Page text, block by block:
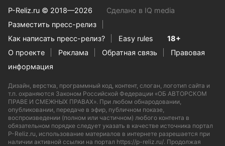
P-Reliz.ru © 2018—2026
Сделано в IQ media
Разместить пресс-релиз
Как написать пресс-релиз?
Easy rules
18+
О проекте
Реклама Обратная связь
Правовая
информация
Дизайн, верстка, программный код, контент, слоган, логотип сайта и
т.п. охраняются Законом Российской Федерации «ОБ АВТОРСКОМ
ПРАВЕ И СМЕЖНЫХ ПРАВАХ». При любом обнародовании,
опубликовании, передаче в эфир, публичном показе,
воспроизведении (полном или частичном) любого контента в
обязательном порядке следует указать в качестве источника портал
P-Reliz.ru, использование материалов в интернете разрешается при
наличии активной ссылки на портал https://p-reliz.ru/. Продолжая